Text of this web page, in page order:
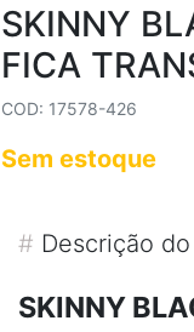
SKINNY
FICA
COD: 17578-426
Sem estoque
# Descrição
SKINNY